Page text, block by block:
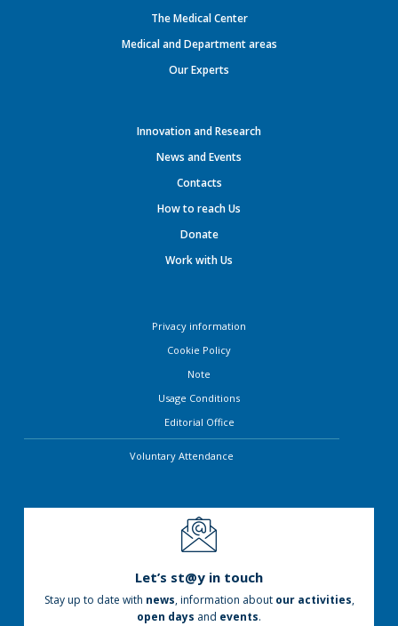
The Medical Center
Medical and Department areas
Our Experts
Innovation and Research
News and Events
Contacts
How to reach Us
Donate
Work with Us
Privacy information
Cookie Policy
Note
Usage Conditions
Editorial Office
Voluntary Attendance
Let’s st@y in touch
Stay up to date with news, information about our activities,
open days and events.